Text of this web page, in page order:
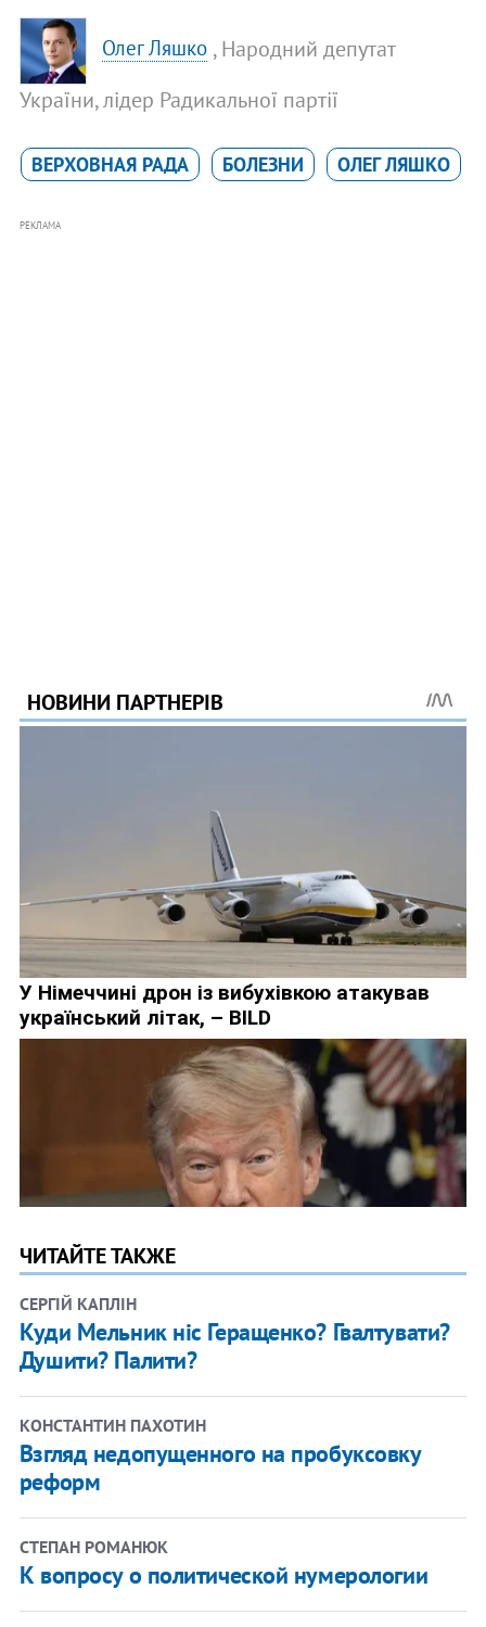
Олег Ляшко , Народний депутат
України, лідер Радикальної партії
ВЕРХОВНАЯ РАДА БОЛЕЗНИ ОЛЕГ ЛЯШКО
РЕКЛАМА
ЧИТАЙТЕ ТАКЖЕ
СЕРГІЙ КАПЛІН
Куди Мельник ніс Геращенко? Гвалтувати?
Душити? Палити?
КОНСТАНТИН ПАХОТИН
Взгляд недопущенного на пробуксовку
реформ
СТЕПАН РОМАНЮК
К вопросу о политической нумерологии